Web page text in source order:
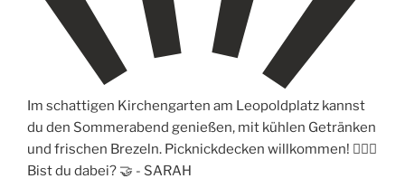
Im schattigen Kirchengarten am Leopoldplatz kannst
du den Sommerabend genießen, mit kühlen Getränken
und frischen Brezeln. Picknickdecken willkommen! 🧖🏼‍♀️
Bist du dabei? 🤝 - SARAH